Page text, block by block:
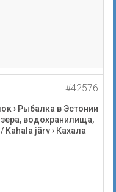
#42576
› Рыбалка в Эстонии
водохранилища,
Kahala järv› Кахала